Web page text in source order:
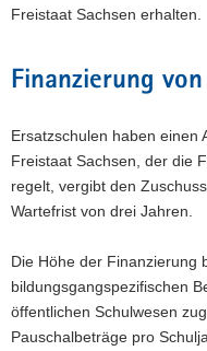
i
n
Freistaat Sachsen erhalten.
Finanzierung
Ersatzschulen haben einen
Freistaat Sachsen, der die
regelt, vergibt den
Wartefrist von drei Jahren.
Die Höhe der Finanzierung
bildungsgangspezifischen
öffentlichen Schulwesen
Pauschalbeträge pro